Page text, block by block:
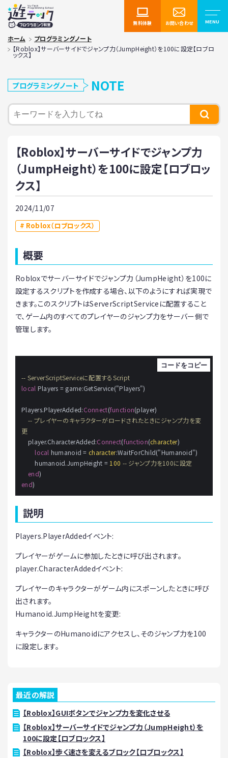
無料体験 お問い合わせ
ホーム
プログラミングノート
【Roblox】サーバーサイドでジャンプ力（JumpHeight）を100に設定【ロブロ
ックス】
プログラミングノート NOTE
【Roblox】サーバーサイドでジャンプ力
（JumpHeight）を100に設定【ロブロッ
クス】
2024/11/07
Roblox（ロブロックス）
概要
Robloxでサーバーサイドでジャンプ力（JumpHeight）を100に
設定するスクリプトを作成する場合、以下のようにすれば実現で
きます。このスクリプトはServerScriptServiceに配置すること
で、ゲーム内のすべてのプレイヤーのジャンプ力をサーバー側で
管理します。
-- ServerScriptServiceに配置するScript
local Players = game:GetService("Players")
Players.PlayerAdded:Connect(function(player)
-- プレイヤーのキャラクターがロードされたときにジャンプ力を変
更
    player.CharacterAdded:
Connect(function(character)
local humanoid = character:WaitForChild("Humanoid")
        humanoid.JumpHeight
= 100 -- ジャンプ力を100に設定
end
end
説明
Players.PlayerAddedイベント:
プレイヤーがゲームに参加したときに呼び出されます。
player.CharacterAddedイベント:
プレイヤーのキャラクターがゲーム内にスポーンしたときに呼び
出されます。
Humanoid.JumpHeightを変更:
キャラクターのHumanoidにアクセスし、そのジャンプ力を100
に設定します。
最近の解説
【Roblox】GUIボタンでジャンプ力を変化させる
【Roblox】サーバーサイドでジャンプ力（JumpHeight）を
100に設定【ロブロックス】
【Roblox】歩く速さを変えるブロック【ロブロックス】